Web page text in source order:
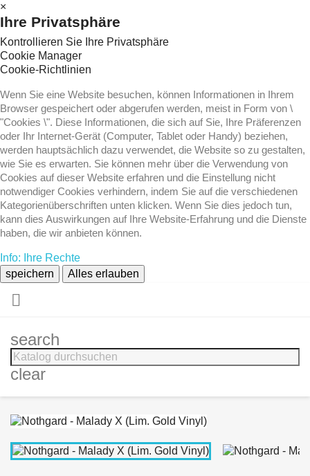
×
Ihre Privatsphäre
Kontrollieren Sie Ihre Privatsphäre
Cookie Manager
Cookie-Richtlinien
Wenn Sie eine Website besuchen, können Informationen in Ihrem
Browser gespeichert oder abgerufen werden, meist in Form von \
"Cookies \". Diese Informationen, die sich auf Sie, Ihre Präferenzen
oder Ihr Internet-Gerät (Computer, Tablet oder Handy) beziehen,
werden hauptsächlich dazu verwendet, die Website so zu gestalten,
wie Sie es erwarten. Sie können mehr über die Verwendung von
Cookies auf dieser Website erfahren und die Einstellung nicht
notwendiger Cookies verhindern, indem Sie auf die verschiedenen
Kategorienüberschriften unten klicken. Wenn Sie dies jedoch tun,
kann dies Auswirkungen auf Ihre Website-Erfahrung und die Dienste
haben, die wir anbieten können.
Info: Ihre Rechte
speichern
Alles erlauben

search
clear